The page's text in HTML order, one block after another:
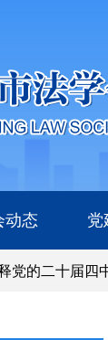
动态 党
的二十届四中